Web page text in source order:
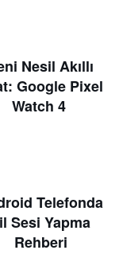
Nesil Akıllı
Google Pixel
Watch 4
Telefonda
Sesi Yapma
Rehberi